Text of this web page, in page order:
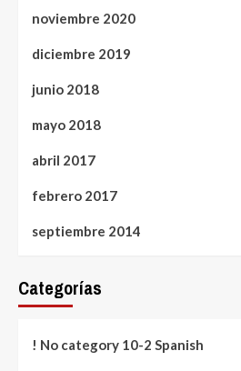
noviembre 2020
diciembre 2019
junio 2018
mayo 2018
abril 2017
febrero 2017
septiembre 2014
Categorías
! No category 10-2 Spanish